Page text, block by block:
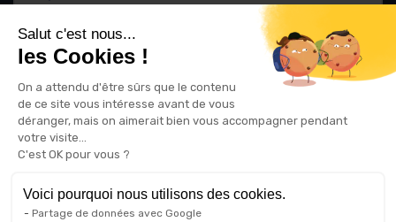
Salut c'est nous...
les Cookies !
On a attendu d'être sûrs que le contenu
de ce site vous intéresse avant de vous
déranger, mais on aimerait bien vous accompagner pendant
votre visite...
C'est OK pour vous ?
Voici pourquoi nous utilisons des cookies.
Partage de données avec Google
La certification qualité a été délivrée au titre des catégories d'action
ACTIONS DE FORMATION
ACTIONS DE FORMATION PAR APPRENTISSAGE